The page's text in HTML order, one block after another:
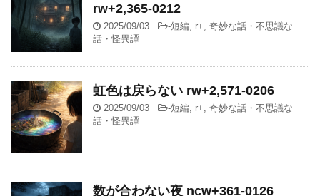
rw+2,365-0212
2025/09/03 -短編 r+ 奇妙な話・不思議な
話・怪異譚
虹色は戻らない rw+2,571-0206
2025/09/03 -短編 r+ 奇妙な話・不思議な
話・怪異譚
数が合わない夜 ncw+361-0126